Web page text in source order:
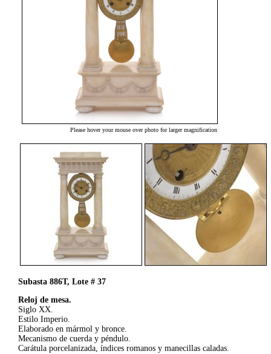
Please hover your mouse over photo for larger magnification
Subasta 886T, Lote # 37
Reloj de mesa.
Siglo XX.
Estilo Imperio.
Elaborado en mármol y bronce.
Mecanismo de cuerda y péndulo.
Carátula porcelanizada, índices romanos y manecillas caladas.